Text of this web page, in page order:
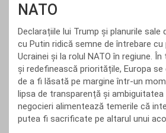
NATO
Declarațiile lui Trump și planurile sale
cu Putin ridică semne de întrebare cu
Ucrainei și la rolul NATO în regiune.
și redefinească prioritățile, Europa
de a fi lăsată pe margine într-un
lipsa de transparență și
negocieri alimentează temerile că
putea fi sacrificate pe altarul unui